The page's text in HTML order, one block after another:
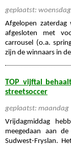
geplaatst:
Afgelopen
afgesloten met
carrousel (o.a.
zijn de winnaars in
TOP vijftal
streetsoccer
geplaatst: maandag
Vrijdagmiddag
meegedaan aan
Sudwest-Fryslan.